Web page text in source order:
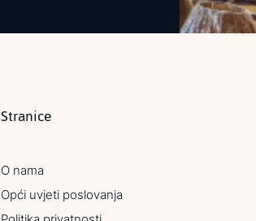
Stranice
O nama
Opći uvjeti poslovanja